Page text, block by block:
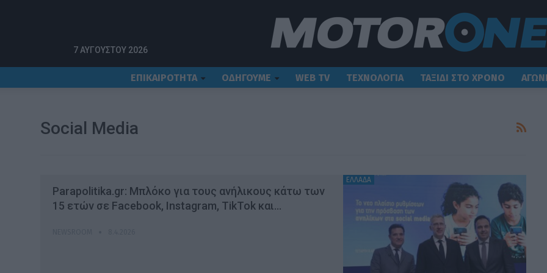
7 ΑΥΓΟΎΣΤΟΥ 2026
ΕΠΙΚΑΙΡΟΤΗΤΑ ΟΔΗΓΟΥΜΕ WEB TV ΤΕΧΝΟΛΟΓΙΑ ΤΑΞΙΔΙ ΣΤΟ ΧΡΟΝΟ
Social Media
ΕΛΛΑΔΑ
Parapolitika.gr: Μπλόκο για τους ανήλικους κάτω των
15 ετών σε Facebook, Instagram, TikTok και…